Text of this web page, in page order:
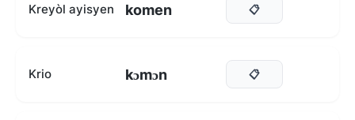
Kreyòl ayisyen komen 📋
Krio kɔmɔn 📋